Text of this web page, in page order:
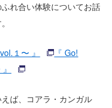
れ合い体験についてお話
１〜 』
『 Go!
ば、コアラ・カンガル
ア